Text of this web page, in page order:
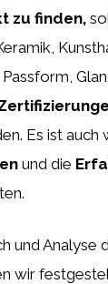
zu finden,
Passform,
Es ist auch
und die
und Analyse
wir